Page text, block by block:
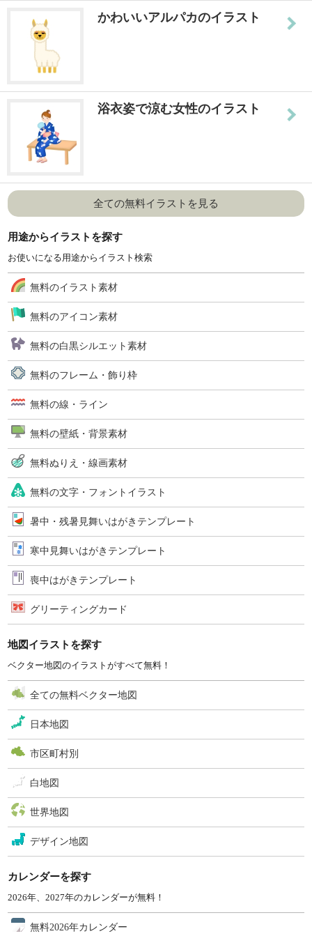
かわいいアルパカのイラスト
浴衣姿で涼む女性のイラスト
全ての無料イラストを見る
用途からイラストを探す
お使いになる用途からイラスト検索
無料のイラスト素材
無料のアイコン素材
無料の白黒シルエット素材
無料のフレーム・飾り枠
無料の線・ライン
無料の壁紙・背景素材
無料ぬりえ・線画素材
無料の文字・フォントイラスト
暑中・残暑見舞いはがきテンプレート
寒中見舞いはがきテンプレート
喪中はがきテンプレート
グリーティングカード
地図イラストを探す
ベクター地図のイラストがすべて無料！
全ての無料ベクター地図
日本地図
市区町村別
白地図
世界地図
デザイン地図
カレンダーを探す
2026年、2027年のカレンダーが無料！
無料2026年カレンダー